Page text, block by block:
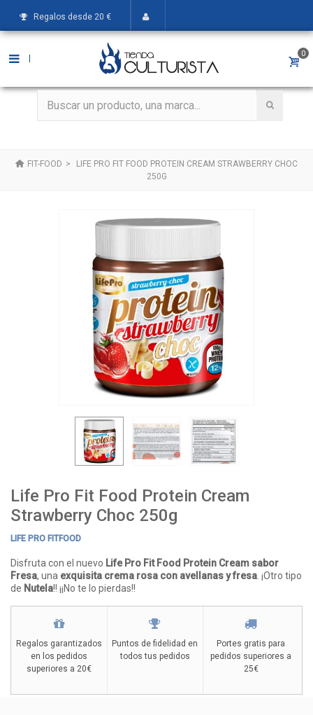
Regalos desde 20 €
0
FIT-FOOD >
LIFE PRO FIT FOOD PROTEIN CREAM STRAWBERRY CHOC
250G
Life Pro Fit Food Protein Cream
Strawberry Choc 250g
LIFE PRO FITFOOD
Disfruta con el nuevo Life Pro Fit Food Protein Cream sabor
Fresa, una exquisita crema rosa con avellanas y fresa . ¡Otro tipo
de Nutela!! ¡¡No te lo pierdas!!
Regalos garantizados
en los pedidos
superiores a 20€
Puntos de fidelidad en
todos tus pedidos
Portes gratis para
pedidos superiores a
25€